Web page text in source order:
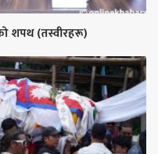
शपथ (तस्वीरहरू)